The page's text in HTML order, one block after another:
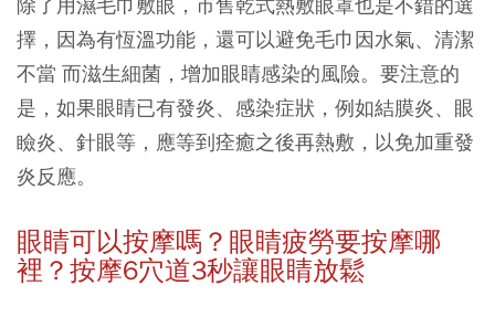
擇，因為有恆溫功能，還可以避免毛巾因水氣、清潔
不當 而滋生細菌，增加眼睛感染的風險。要注意的
是，如果眼睛已有發炎、感染症狀，例如結膜炎、眼
瞼炎、針眼等，應等到痊癒之後再熱敷，以免加重發
炎反應。
眼睛可以按摩嗎？眼睛疲勞要按摩哪
裡？按摩6穴道3秒讓眼睛放鬆